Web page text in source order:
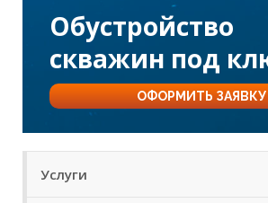
Услуги
Обустройство
скважин под
ОФОРМИТЬ ЗАЯВКУ